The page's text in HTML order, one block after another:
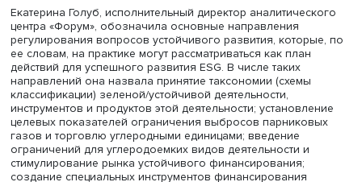
На фото: Константин Головщинский, источник: Высшая школа
экономики